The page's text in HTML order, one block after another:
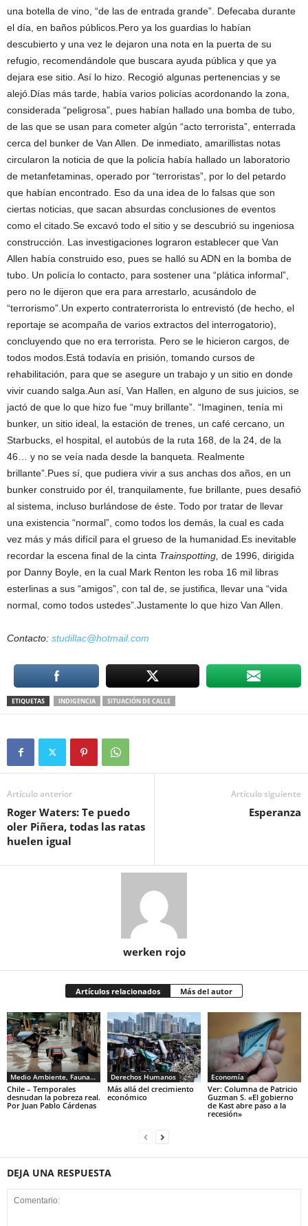
una botella de vino, “de las de entrada grande”. Defecaba durante
el día, en baños públicos.Pero ya los guardias lo habían
descubierto y una vez le dejaron una nota en la puerta de su
refugio, recomendándole que buscara ayuda pública y que ya
dejara ese sitio. Así lo hizo. Recogió algunas pertenencias y se
alejó.Días más tarde, había varios policías acordonando la zona,
considerada “peligrosa”, pues habían hallado una bomba de tubo,
de las que se usan para cometer algún “acto terrorista”, enterrada
cerca del bunker de Van Allen. De inmediato, amarillistas notas
circularon la noticia de que la policía había hallado un laboratorio
de metanfetaminas, operado por “terroristas”, por lo del petardo
que habían encontrado. Eso da una idea de lo falsas que son
ciertas noticias, que sacan absurdas conclusiones de eventos
como el citado.Se excavó todo el sitio y se descubrió su ingeniosa
construcción. Las investigaciones lograron establecer que Van
Allen había construido eso, pues se halló su ADN en la bomba de
tubo. Un policía lo contacto, para sostener una “plática informal”,
pero no le dijeron que era para arrestarlo, acusándolo de
“terrorismo”.Un experto contraterrorista lo entrevistó (de hecho, el
reportaje se acompaña de varios extractos del interrogatorio),
concluyendo que no era terrorista. Pero se le hicieron cargos, de
todos modos.Está todavía en prisión, tomando cursos de
rehabilitación, para que se asegure un trabajo y un sitio en donde
vivir cuando salga.Aun así, Van Hallen, en alguno de sus juicios, se
jactó de que lo que hizo fue “muy brillante”. “Imaginen, tenía mi
bunker, un sitio ideal, la estación de trenes, un café cercano, un
Starbucks, el hospital, el autobús de la ruta 168, de la 24, de la
46… y no se veía nada desde la banqueta. Realmente
brillante”.Pues sí, que pudiera vivir a sus anchas dos años, en un
bunker construido por él, tranquilamente, fue brillante, pues desafió
al sistema, incluso burlándose de éste. Todo por tratar de llevar
una existencia “normal”, como todos los demás, la cual es cada
vez más y más difícil para el grueso de la humanidad.Es inevitable
recordar la escena final de la cinta Trainspotting, de 1996, dirigida
por Danny Boyle, en la cual Mark Renton les roba 16 mil libras
esterlinas a sus “amigos”, con tal de, se justifica, llevar una “vida
normal, como todos ustedes”.Justamente lo que hizo Van Allen.
Contacto: studillac@hotmail.com
ETIQUETAS INDIGENCIA SITUACIÓN DE CALLE
Artículo anterior
Roger Waters: Te puedo
oler Piñera, todas las ratas
huelen igual
Artículo siguiente
Esperanza
werken rojo
Artículos relacionados Más del autor
Medio Ambiente, Fauna y Sociedad
Chile – Temporales
desnudan la pobreza real.
Por Juan Pablo Cárdenas
Derechos Humanos
Más allá del crecimiento
económico
Economía
Ver: Columna de Patricio
Guzman S. «El gobierno
de Kast abre paso a la
recesión»
DEJA UNA RESPUESTA